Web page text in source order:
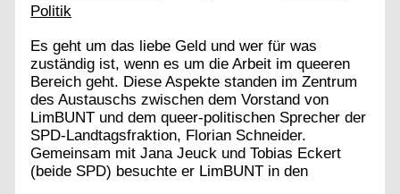
Politik
Es geht um das liebe Geld und wer für was
zuständig ist, wenn es um die Arbeit im queeren
Bereich geht. Diese Aspekte standen im Zentrum
des Austauschs zwischen dem Vorstand von
LimBUNT und dem queer-politischen Sprecher der
SPD-Landtagsfraktion, Florian Schneider.
Gemeinsam mit Jana Jeuck und Tobias Eckert
(beide SPD) besuchte er LimBUNT in den